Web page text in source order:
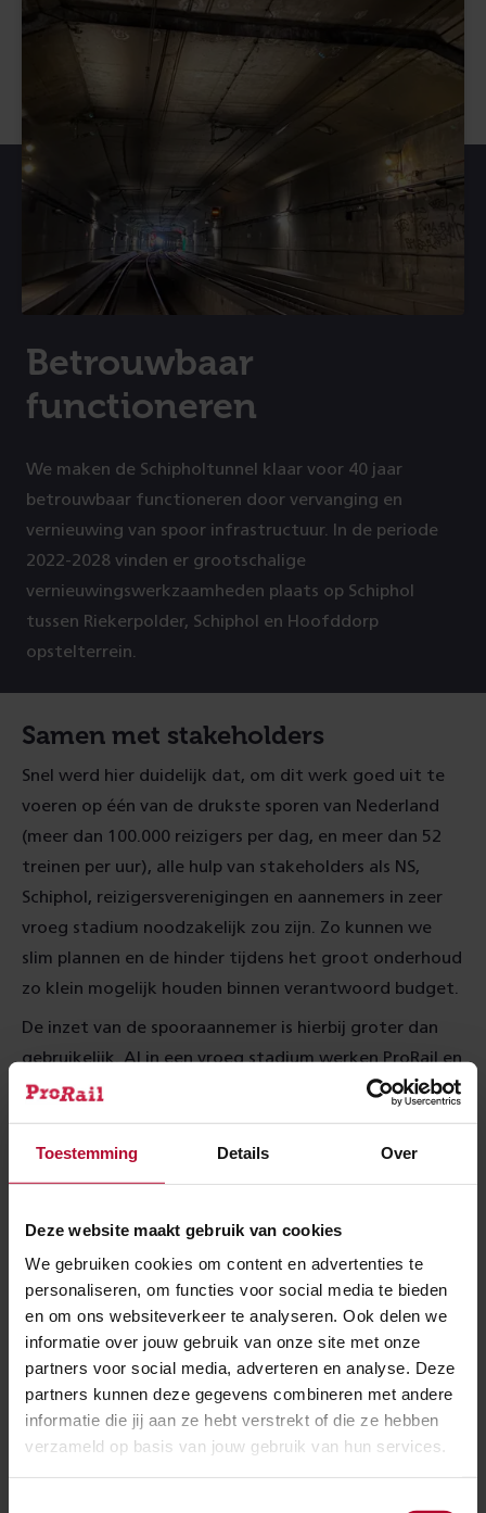
Toestemming Details Over
Deze website maakt gebruik van cookies
We gebruiken cookies om content en advertenties te
personaliseren, om functies voor social media te bieden
en om ons websiteverkeer te analyseren. Ook delen we
informatie over jouw gebruik van onze site met onze
partners voor social media, adverteren en analyse. Deze
partners kunnen deze gegevens combineren met andere
informatie die jij aan ze hebt verstrekt of die ze hebben
verzameld op basis van jouw gebruik van hun services.
Betrouwbaar
functioneren
We maken de Schipholtunnel klaar voor 40 jaar
betrouwbaar functioneren door vervanging en
vernieuwing van spoor infrastructuur. In de periode
2022-2028 vinden er grootschalige
vernieuwingswerkzaamheden plaats op Schiphol
tussen Riekerpolder, Schiphol en Hoofddorp
opstelterrein.
Samen met stakeholders
Snel werd hier duidelijk dat, om dit werk goed uit te
voeren op één van de drukste sporen van Nederland
(meer dan 100.000 reizigers per dag, en meer dan 52
treinen per uur), alle hulp van stakeholders als NS,
Schiphol, reizigersverenigingen en aannemers in zeer
vroeg stadium noodzakelijk zou zijn. Zo kunnen we
slim plannen en de hinder tijdens het groot onderhoud
zo klein mogelijk houden binnen verantwoord budget.
De inzet van de spooraannemer is hierbij groter dan
gebruikelijk. Al in een vroeg stadium werken ProRail en
spooraannemers Strukton en VolkerRail nauw samen.
de markt en duurzame ontwerpkeuzes.
NS
Schiphol